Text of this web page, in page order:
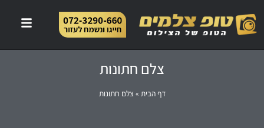
צלם חתונות
דף הבית » צלם חתונות